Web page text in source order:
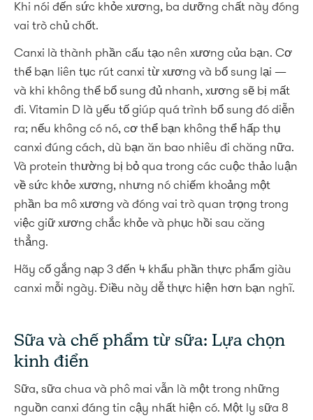
Khi nói đến sức khỏe xương, ba dưỡng chất này đóng
vai trò chủ chốt.
Canxi là thành phần cấu tạo nên xương của bạn. Cơ
thể bạn liên tục rút canxi từ xương và bổ sung lại —
và khi không thể bổ sung đủ nhanh, xương sẽ bị mất
đi. Vitamin D là yếu tố giúp quá trình bổ sung đó diễn
ra; nếu không có nó, cơ thể bạn không thể hấp thụ
canxi đúng cách, dù bạn ăn bao nhiêu đi chăng nữa.
Và protein thường bị bỏ qua trong các cuộc thảo luận
về sức khỏe xương, nhưng nó chiếm khoảng một
phần ba mô xương và đóng vai trò quan trọng trong
việc giữ xương chắc khỏe và phục hồi sau căng
thẳng.
Hãy cố gắng nạp 3 đến 4 khẩu phần thực phẩm giàu
canxi mỗi ngày. Điều này dễ thực hiện hơn bạn nghĩ.
Sữa và chế phẩm từ sữa: Lựa chọn
kinh điển
Sữa, sữa chua và phô mai vẫn là một trong những
nguồn canxi đáng tin cậy nhất hiện có. Một ly sữa 8